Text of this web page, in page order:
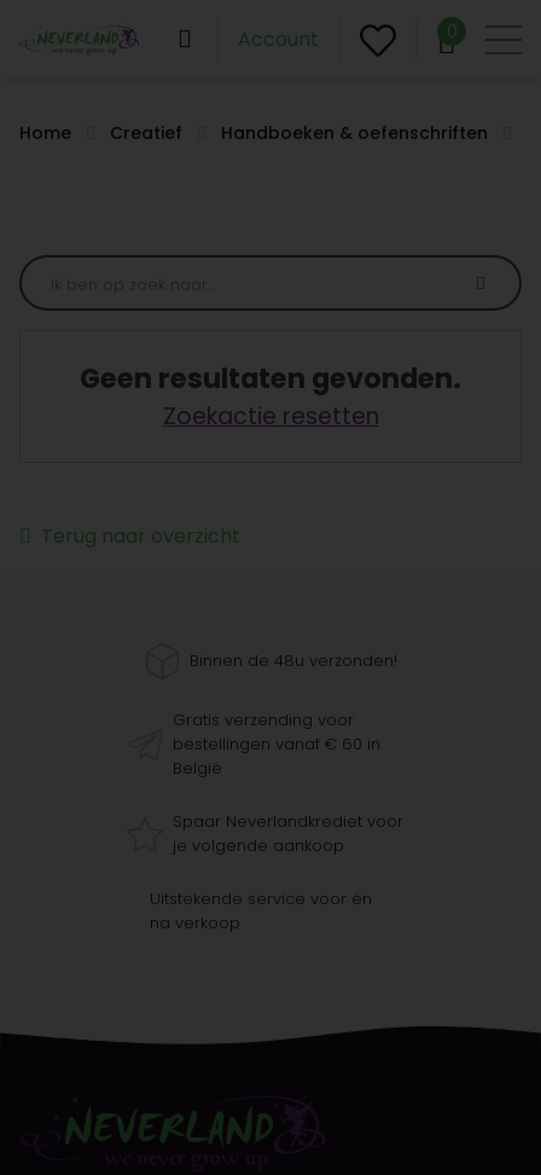
Account 0
Home Creatief Handboeken & oefenschriften
Geen resultaten gevonden.
Zoekactie resetten
Terug naar overzicht
Binnen de 48u verzonden!
Gratis verzending voor
bestellingen vanaf € 60 in
België
Spaar Neverlandkrediet voor
je volgende aankoop
Uitstekende service voor én
na verkoop